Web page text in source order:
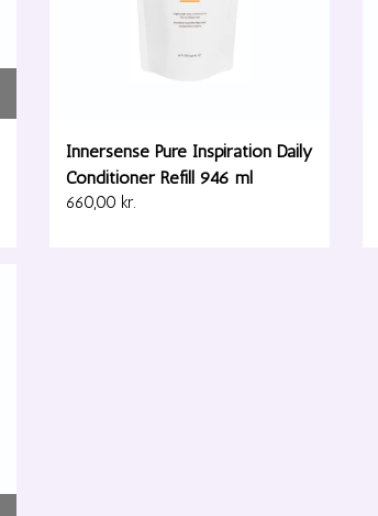
Innersense Pure Inspiration Daily
Conditioner Refill 946 ml
660,00 kr.